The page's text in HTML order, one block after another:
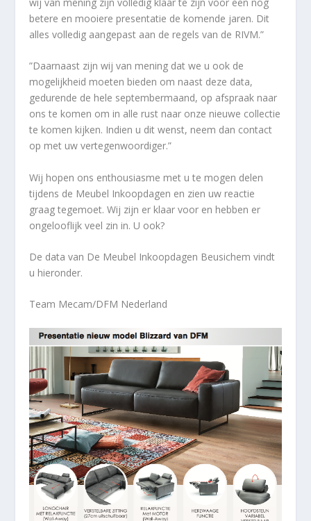
betere en mooiere presentatie de komende jaren. Dit
alles volledig aangepast aan de regels van de RIVM.”
”Daarnaast zijn wij van mening dat we u ook de
mogelijkheid moeten bieden om naast deze data,
gedurende de hele septembermaand, op afspraak naar
ons te komen om in alle rust naar onze nieuwe collectie
te komen kijken. Indien u dit wenst, neem dan contact
op met uw vertegenwoordiger.”
Wij hopen ons enthousiasme met u te mogen delen
tijdens de Meubel Inkoopdagen en zien uw reactie
graag tegemoet. Wij zijn er klaar voor en hebben er
ongelooflijk veel zin in. U ook?
De data van De Meubel Inkoopdagen Beusichem vindt
u hieronder.
Team Mecam/DFM Nederland